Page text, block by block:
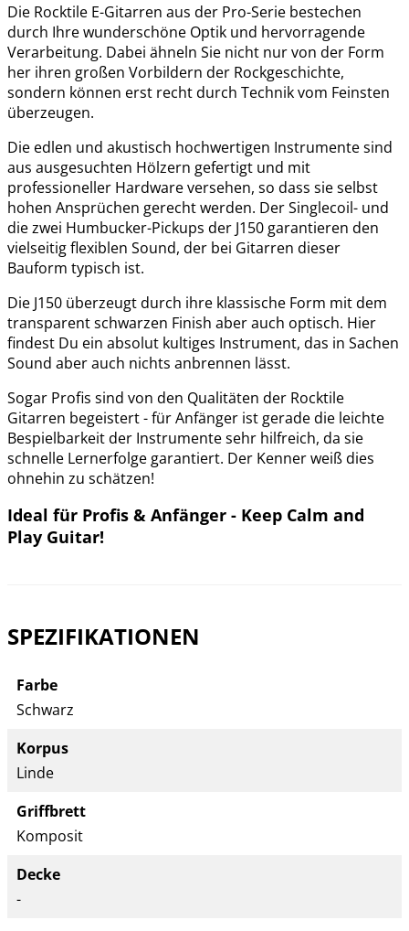
Die Rocktile E-Gitarren aus der Pro-Serie bestechen
durch Ihre wunderschöne Optik und hervorragende
Verarbeitung. Dabei ähneln Sie nicht nur von der Form
her ihren großen Vorbildern der Rockgeschichte,
sondern können erst recht durch Technik vom Feinsten
überzeugen.
Die edlen und akustisch hochwertigen Instrumente sind
aus ausgesuchten Hölzern gefertigt und mit
professioneller Hardware versehen, so dass sie selbst
hohen Ansprüchen gerecht werden. Der Singlecoil- und
die zwei Humbucker-Pickups der J150 garantieren den
vielseitig flexiblen Sound, der bei Gitarren dieser
Bauform typisch ist.
Die J150 überzeugt durch ihre klassische Form mit dem
transparent schwarzen Finish aber auch optisch. Hier
findest Du ein absolut kultiges Instrument, das in Sachen
Sound aber auch nichts anbrennen lässt.
Sogar Profis sind von den Qualitäten der Rocktile
Gitarren begeistert - für Anfänger ist gerade die leichte
Bespielbarkeit der Instrumente sehr hilfreich, da sie
schnelle Lernerfolge garantiert. Der Kenner weiß dies
ohnehin zu schätzen!
Ideal für Profis & Anfänger - Keep Calm and
Play Guitar!
SPEZIFIKATIONEN
Farbe
Schwarz
Korpus
Linde
Griffbrett
Komposit
Decke
-